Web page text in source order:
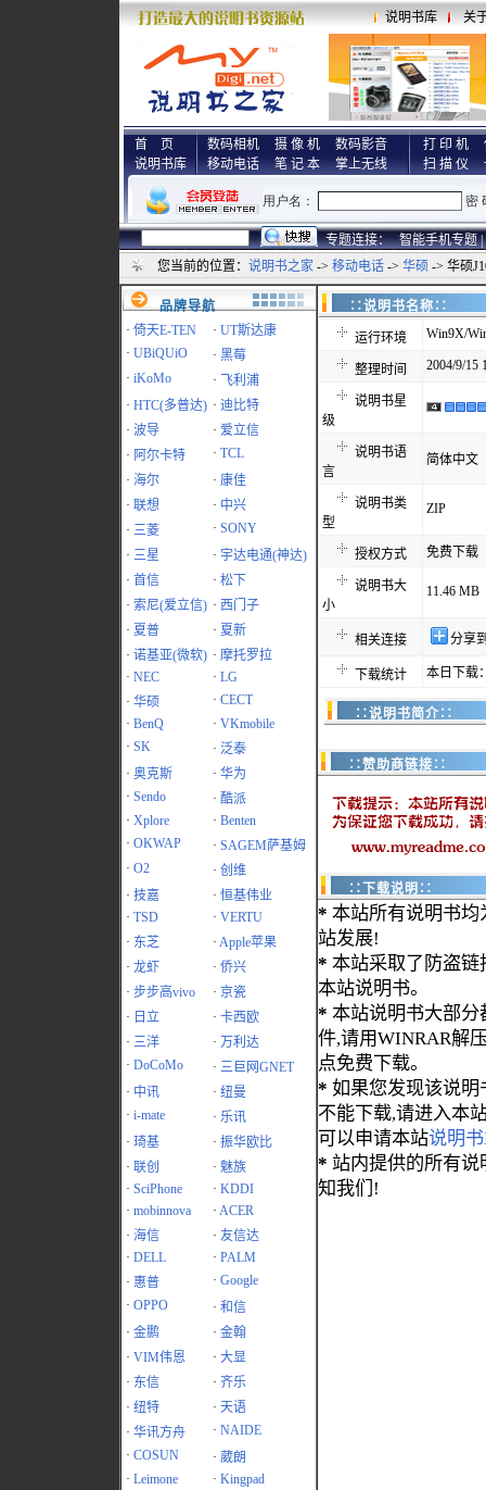
说明书库 关
首 页
说明书库
数码相机 摄 像 机
数码影音
移动电话
笔 记 本 掌上无线
打 印 机
扫 描 仪
专题连接： 智能手机专题 |
您当前的位置： 说明书之家 -> 移动电话 -> 华硕 -> 华硕
品牌导航
· 倚天E-TEN · UT斯达康
· UBiQUiO · 黑莓
· iKoMo ·
飞利浦
· HTC(多普达) · 迪比特
· 波导 · 爱立信
· 阿尔卡特 · TCL
· 海尔 · 康佳
· 联想 · 中兴
· 三菱 · SONY
· 三星 · 宇达电通(神达)
· 首信 · 松下
· 索尼(爱立信) · 西门子
· 夏普 · 夏新
· 诺基亚(微软) · 摩托罗拉
· NEC · LG
· 华硕 · CECT
· BenQ · VKmobile
· SK · 泛泰
· 奥克斯 · 华为
· Sendo · 酷派
· Xplore · Benten
· OKWAP · SAGEM萨基姆
· O2 · 创维
· 技嘉 · 恒基伟业
· TSD · VERTU
· 东芝 · Apple苹果
· 龙虾 · 侨兴
· 步步高vivo · 京瓷
· 日立 · 卡西欧
· 三洋 · 万利达
· DoCoMo · 三巨网GNET
· 中讯 · 纽曼
· i-mate · 乐讯
· 琦基 · 振华欧比
· 联创 · 魅族
· SciPhone · KDDI
· mobinnova · ACER
· 海信 · 友信达
· DELL · PALM
· 惠普 · Google
· OPPO · 和信
· 金鹏 · 金翰
· VIM伟恩 · 大显
· 东信 · 齐乐
· 纽特 · 天语
· 华讯方舟 · NAIDE
· COSUN · 葳朗
· Leimone · Kingpad
∷说明书名
运行环境 Win9X/
整理时间 2004/9/15
说明书星
级
说明书语
言
简体中文
说明书类
型
ZIP
授权方式 免费下载
说明书大
小
11.46 MB
相关连接 分享
下载统计 本日下载
∷说明书简介∷
∷赞助商链接∷
∷下载说明∷
* 本站所有说明书均
站发展!
* 本站采取了防盗链
本站说明书。
* 本站说明书大部分
件,请用WINRAR解
点免费下载。
* 如果您发现该说明
不能下载,请进入本
可以申请本站说明
* 站内提供的所有
知我们!